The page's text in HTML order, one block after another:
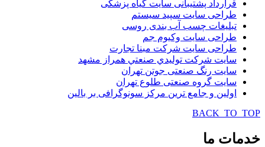
قرارداد پشتیبانی سایت گیاه پزشکی
طراحی سایت سپید سیستم
تبلیغات چسب آب بندی روسی
طراحی سایت وکیوم جم
طراحی سایت شرکت مبنا تجارت
سایت شركت توليدي صنعتي همراز مشهد
سایت رنگ صنعتی جوتن تهران
سایت گروه صنعتی طلوع تهران
اولین و جامع ترین مرکز سونوگرافی بر بالین
BACK_TO_TOP
خدمات ما